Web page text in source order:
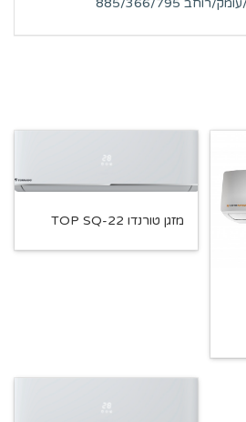
מזגן טורנדו TOP SQ-22